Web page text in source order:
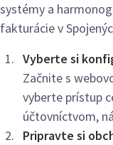
systémy a
fakturácie v
Vyberte si
Začnite s
vyberte prístup
účtovníctvom,
Pripravte si